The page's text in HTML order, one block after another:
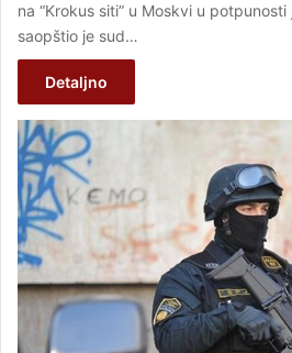
na “Krokus siti” u Moskvi u
saopštio je sud…
Detaljno